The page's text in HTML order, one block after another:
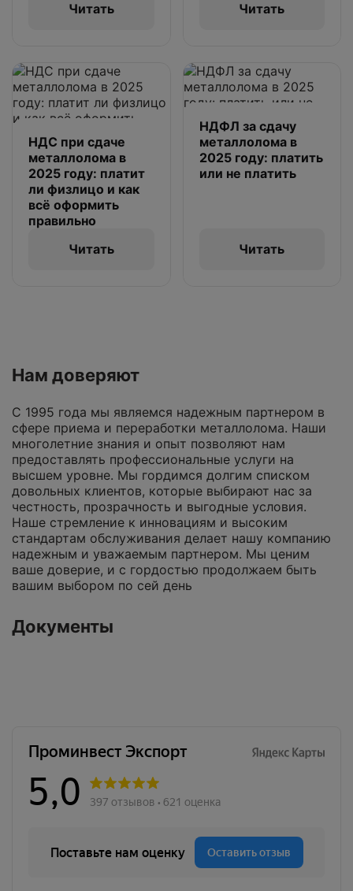
Читать
Читать
НДС при сдаче
металлолома в
2025 году: платит
ли физлицо и как
всё оформить
правильно
Читать
НДФЛ за сдачу
металлолома в
2025 году: платить
или не платить
Читать
Нам доверяют
С 1995 года мы являемся надежным партнером в
сфере приема и переработки металлолома. Наши
многолетние знания и опыт позволяют нам
предоставлять профессиональные услуги на
высшем уровне. Мы гордимся долгим списком
довольных клиентов, которые выбирают нас за
честность, прозрачность и выгодные условия.
Наше стремление к инновациям и высоким
стандартам обслуживания делает нашу компанию
надежным и уважаемым партнером. Мы ценим
ваше доверие, и с гордостью продолжаем быть
вашим выбором по сей день
Документы